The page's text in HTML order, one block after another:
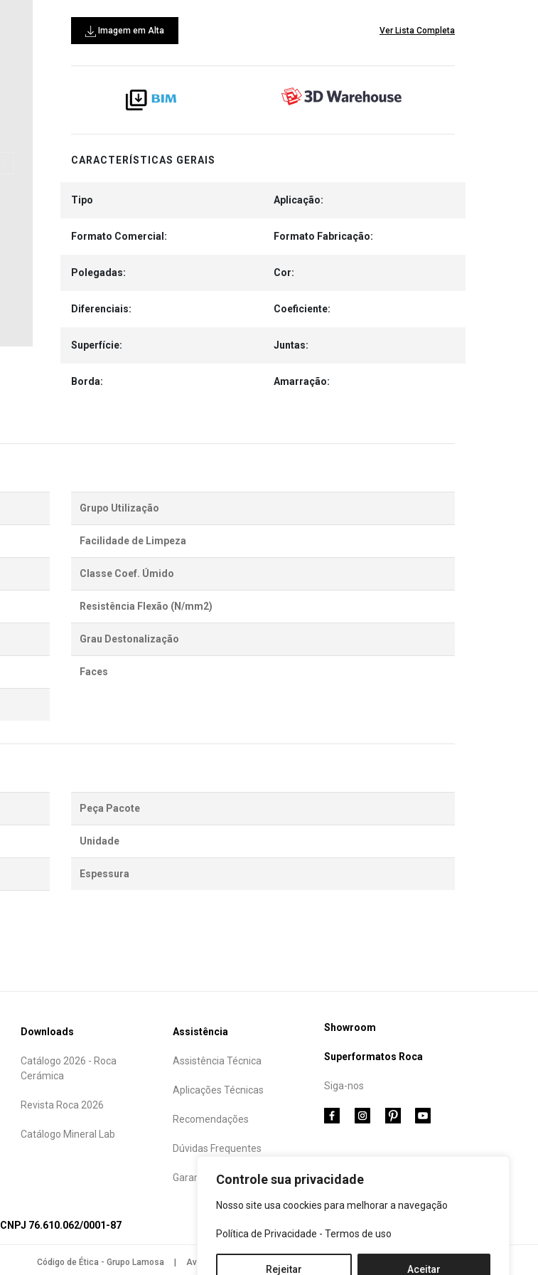
Controle sua privacidade
Nosso site usa coockies para melhorar a navegação
Política de Privacidade - Termos de uso
Rejeitar Aceitar
Imagem em Alta Ver Lista Completa
CARACTERÍSTICAS GERAIS
Tipo Aplicação:
Formato Comercial: Formato Fabricação:
Polegadas: Cor:
Diferenciais: Coeficiente:
Superfície: Juntas:
Borda: Amarração:
Grupo Utilização
Facilidade de Limpeza
Classe Coef. Úmido
Resistência Flexão (N/mm2)
Grau Destonalização
Faces
Peça Pacote
Unidade
Espessura
Downloads
Catálogo 2026 - Roca
Cerámica
Revista Roca 2026
Catálogo Mineral Lab
Assistência
Assistência Técnica
Aplicações Técnicas
Recomendações
Dúvidas Frequentes
Garantias
Showroom
Superformatos Roca
Siga-nos
CNPJ 76.610.062/0001-87
Código de Ética - Grupo Lamosa Aviso de Cookies